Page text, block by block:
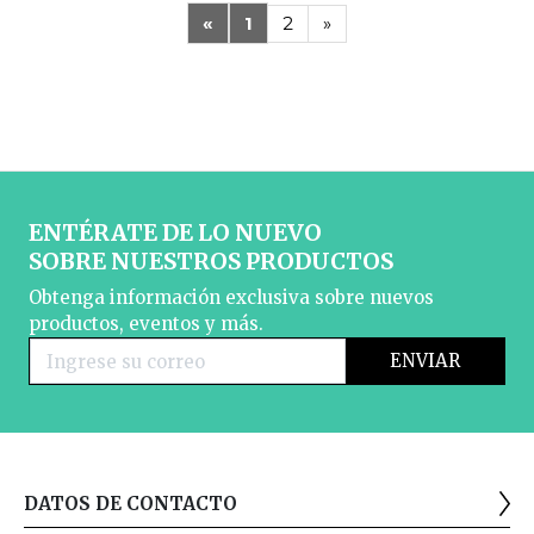
« 1 2 »
ENTÉRATE DE LO NUEVO
SOBRE NUESTROS PRODUCTOS
Obtenga información exclusiva sobre nuevos
productos, eventos y más.
DATOS DE CONTACTO